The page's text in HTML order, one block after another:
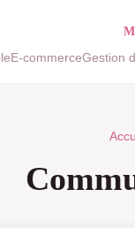
E-commerceGestion